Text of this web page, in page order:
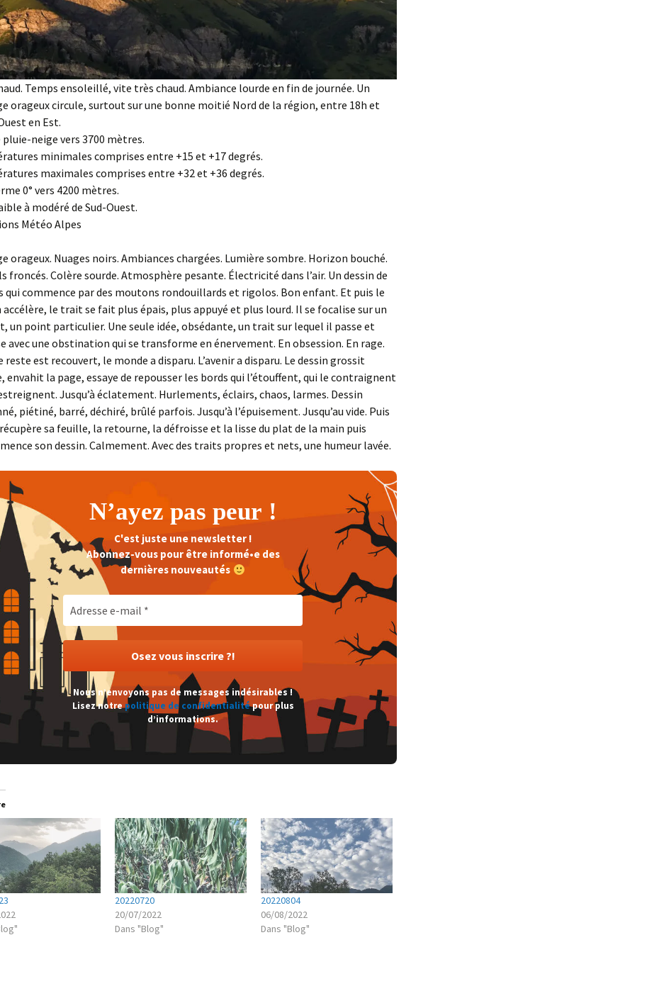
Temps ensoleillé, vite très chaud. Ambiance lourde en fin de journée. Un
orageux circule, surtout sur une bonne moitié Nord de la région, entre 18h et
en Est.
neige vers 3700 mètres.
minimales comprises entre +15 et +17 degrés.
maximales comprises entre +32 et +36 degrés.
0° vers 4200 mètres.
à modéré de Sud-Ouest.
Météo Alpes
orageux. Nuages noirs. Ambiances chargées. Lumière sombre. Horizon bouché.
froncés. Colère sourde. Atmosphère pesante. Électricité dans l’air. Un dessin de
qui commence par des moutons rondouillards et rigolos. Bon enfant. Et puis le
accélère, le trait se fait plus épais, plus appuyé et plus lourd. Il se focalise sur un
un point particulier. Une seule idée, obsédante, un trait sur lequel il passe et
avec une obstination qui se transforme en énervement. En obsession. En rage.
reste est recouvert, le monde a disparu. L’avenir a disparu. Le dessin grossit
envahit la page, essaye de repousser les bords qui l’étouffent, qui le contraignent
Jusqu’à éclatement. Hurlements, éclairs, chaos, larmes. Dessin
piétiné, barré, déchiré, brûlé parfois. Jusqu’à l’épuisement. Jusqu’au vide. Puis
sa feuille, la retourne, la défroisse et la lisse du plat de la main puis
son dessin. Calmement. Avec des traits propres et nets, une humeur lavée.
N’ayez pas peur !
C'est juste une newsletter !
Abonnez-vous pour être informé•e des
dernières nouveautés
Nous n’envoyons pas de messages indésirables !
Lisez notrepolitique de confidentialitépour plus
d’informations.
20220720
20/07/2022
Dans "Blog"
20220804
06/08/2022
Dans "Blog"